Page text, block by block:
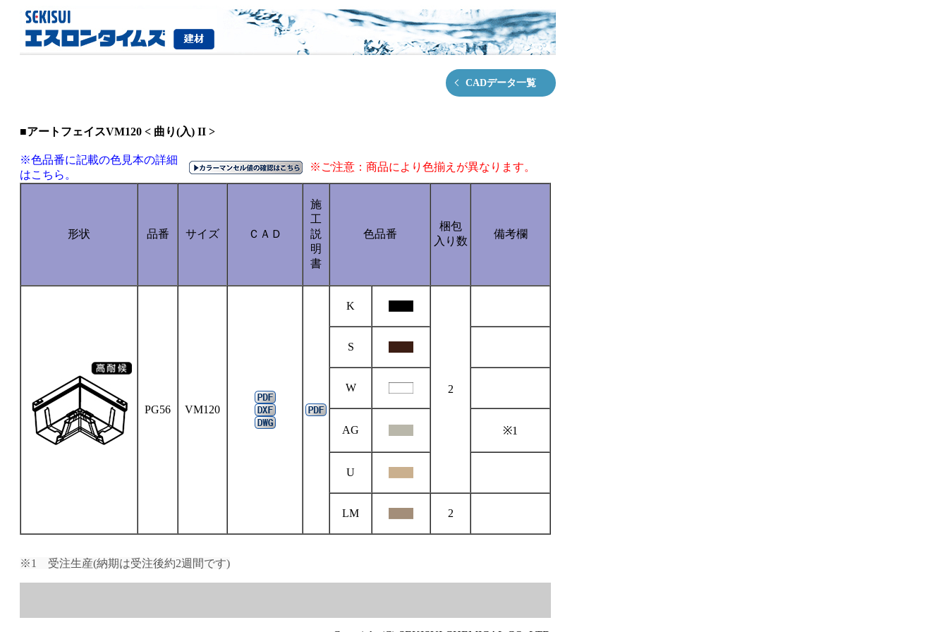
CADデータ一覧
■アートフェイスVM120 < 曲り(入) II >
※色品番に記載の色見本の詳細
はこちら。
※ご注意：商品により色揃えが異なります。
形状 品番 サイズ ＣＡＤ
施
工
説
明
書
色品番
梱包
入り数
備考欄
PG56 VM120
K
2
S
W
AG ※1
U
LM 2
※1 受注生産(納期は受注後約2週間です)